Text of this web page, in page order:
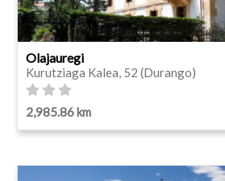
Olajauregi
Kurutziaga Kalea, 52 (Durango)
2,985.86 km